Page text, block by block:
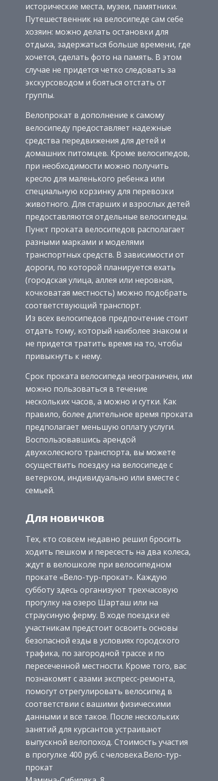
исторические места, музеи, памятники.
Путешественник на велосипеде сам себе
хозяин: можно делать остановки для
отдыха, задержаться больше времени, где
хочется, сделать фото на память. В этом
случае не придется четко следовать за
экскурсоводом и бояться отстать от
группы.
Велопрокат в дополнение к самому
велосипеду предоставляет надежные
средства передвижения для детей и
домашних питомцев. Кроме велосипедов,
при необходимости можно получить
кресло для маленького ребенка или
специальную корзинку для перевозки
животного. Для старших и взрослых детей
предоставляются отдельные велосипеды.
Пункт проката велосипедов располагает
разными марками и моделями
транспортных средств. В зависимости от
дороги, по которой планируется ехать
(городская улица, аллея или неровная,
кочковатая местность) можно подобрать
соответствующий транспорт.
Из всех велосипедов предпочтение стоит
отдать тому, который наиболее знаком и
не придется тратить время на то, чтобы
привыкнуть к нему.
Срок проката велосипеда неограничен, им
можно пользоваться в течение
нескольких часов, а можно и сутки. Как
правило, более длительное время проката
предполагает меньшую оплату услуги.
Воспользовавшись арендой
двухколесного транспорта, вы можете
осуществить поездку на велосипеде с
ветерком, индивидуально или вместе с
семьей.
Для новичков
Тех, кто совсем недавно решил бросить
ходить пешком и пересесть на два колеса,
ждут в велошколе при велосипедном
прокате «Вело-тур-прокат». Каждую
субботу здесь организуют трехчасовую
прогулку на озеро Шарташ или на
страусиную ферму. В ходе поездки её
участникам предстоит освоить основы
безопасной езды в условиях городского
трафика, по загородной трассе и по
пересеченной местности. Кроме того, вас
познакомят с азами экспресс-ремонта,
помогут отрегулировать велосипед в
соответствии с вашими физическими
данными и все такое. После нескольких
занятий для курсантов устраивают
выпускной велопоход. Стоимость участия
в прогулке 400 руб. с человека.Вело-тур-
прокат